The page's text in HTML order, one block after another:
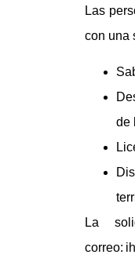
Las
con una
de
La
correo: